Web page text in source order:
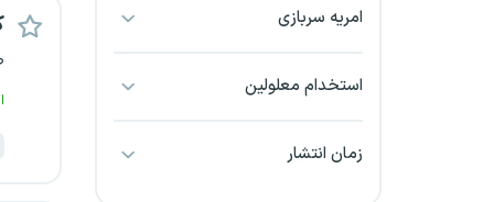
خراسان جنوبی
امریه سربازی
استخدام معلولین
زمان انتشار